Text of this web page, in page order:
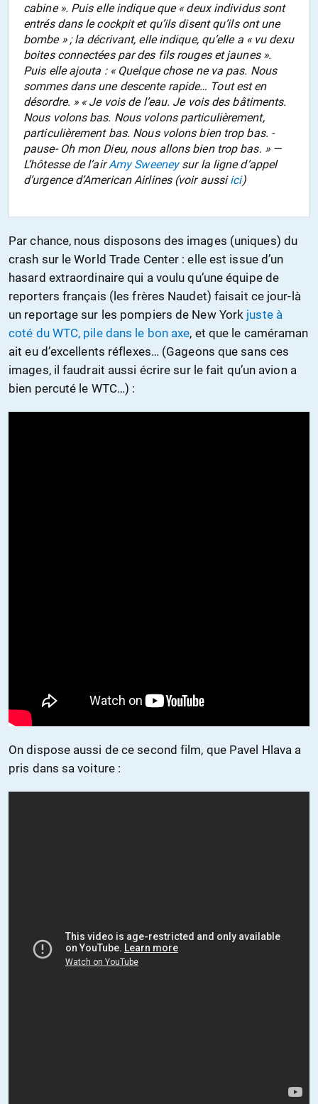
cabine ». Puis elle indique que « deux individus sont
entrés dans le cockpit et qu’ils disent qu’ils ont une
bombe » ; la décrivant, elle indique, qu’elle a « vu dexu
boites connectées par des fils rouges et jaunes ».
Puis elle ajouta : « Quelque chose ne va pas. Nous
sommes dans une descente rapide… Tout est en
désordre. » « Je vois de l’eau. Je vois des bâtiments.
Nous volons bas. Nous volons particulièrement,
particulièrement bas. Nous volons bien trop bas. -
pause- Oh mon Dieu, nous allons bien trop bas. » —
L’hôtesse de l’airAmy Sweeneysur la ligne d’appel
d’urgence d’American Airlines (voir aussiici)
Par chance, nous disposons des images (uniques) du
crash sur le World Trade Center : elle est issue d’un
hasard extraordinaire qui a voulu qu’une équipe de
reporters français (les frères Naudet) faisait ce jour-là
un reportage sur les pompiers de New York juste à
coté du WTC, pile dans le bon axe, et que le caméraman
ait eu d’excellents réflexes… (Gageons que sans ces
images, il faudrait aussi écrire sur le fait qu’un avion a
bien percuté le WTC…) :
On dispose aussi de ce second film, que Pavel Hlava a
pris dans sa voiture :